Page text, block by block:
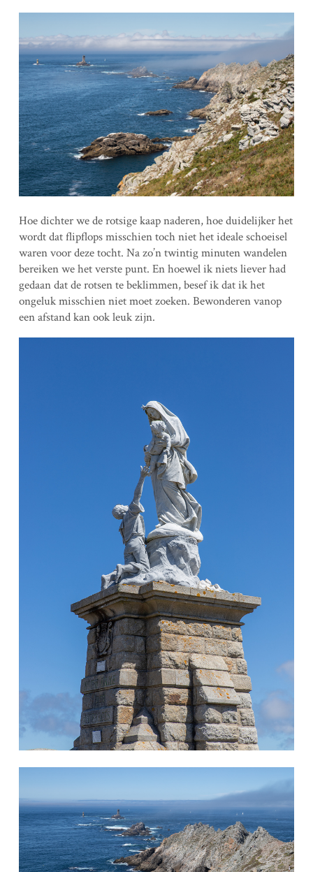
Hoe dichter we de rotsige kaap naderen, hoe duidelijker het
wordt dat flipflops misschien toch niet het ideale schoeisel
waren voor deze tocht. Na zo’n twintig minuten wandelen
bereiken we het verste punt. En hoewel ik niets liever had
gedaan dat de rotsen te beklimmen, besef ik dat ik het
ongeluk misschien niet moet zoeken. Bewonderen vanop
een afstand kan ook leuk zijn.